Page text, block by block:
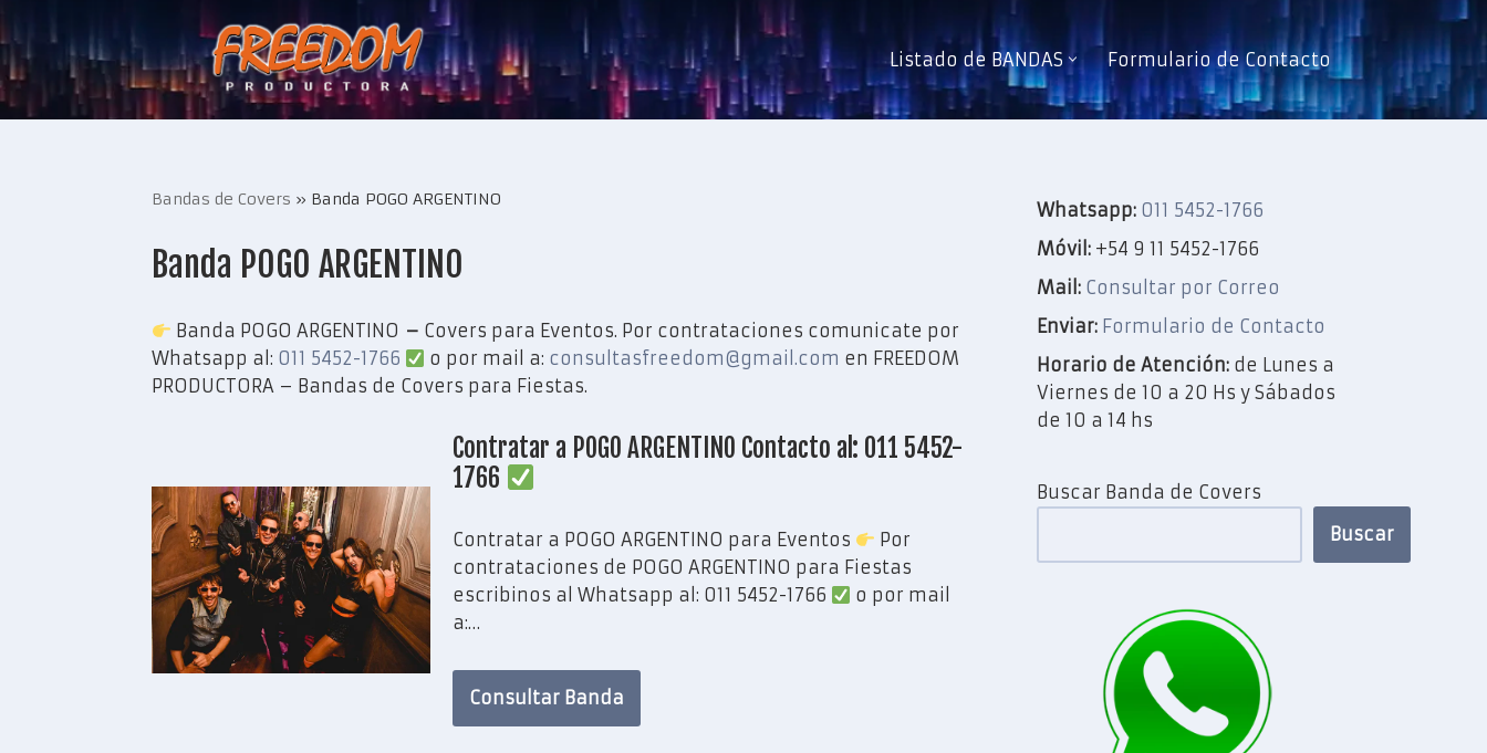
Saltar
al
contenido
Listado de BANDAS Formulario de Contacto
Bandas de Covers » Banda POGO ARGENTINO
Banda POGO ARGENTINO
Banda POGO ARGENTINO – Covers para Eventos. Por contrataciones comunicate por
Whatsapp al: 011 5452-1766 o por mail a: consultasfreedom@gmail.com en FREEDOM
PRODUCTORA – Bandas de Covers para Fiestas.
Contratar a POGO ARGENTINO Contacto al: 011 5452-
1766
Contratar a POGO ARGENTINO para Eventos
Por
contrataciones de POGO ARGENTINO para Fiestas
escribinos al Whatsapp al: 011 5452-1766
o por mail
a:…
Consultar Banda
Whatsapp: 011 5452-1766
Móvil: +54 9 11 5452-1766
Mail: Consultar por Correo
Enviar: Formulario de Contacto
Horario de Atención: de Lunes a
Viernes de 10 a 20 Hs y Sábados
de 10 a 14 hs
Buscar Banda de Covers
Buscar